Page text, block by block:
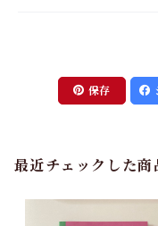
保存
最近チェックした商